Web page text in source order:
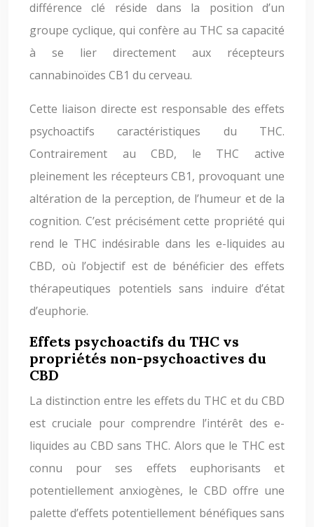
différence clé réside dans la position d’un
groupe cyclique, qui confère au THC sa capacité
à se lier directement aux récepteurs
cannabinoïdes CB1 du cerveau.
Cette liaison directe est responsable des effets
psychoactifs caractéristiques du THC.
Contrairement au CBD, le THC active
pleinement les récepteurs CB1, provoquant une
altération de la perception, de l’humeur et de la
cognition. C’est précisément cette propriété qui
rend le THC indésirable dans les e-liquides au
CBD, où l’objectif est de bénéficier des effets
thérapeutiques potentiels sans induire d’état
d’euphorie.
Effets psychoactifs du THC vs
propriétés non-psychoactives du
CBD
La distinction entre les effets du THC et du CBD
est cruciale pour comprendre l’intérêt des e-
liquides au CBD sans THC. Alors que le THC est
connu pour ses effets euphorisants et
potentiellement anxiogènes, le CBD offre une
palette d’effets potentiellement bénéfiques sans